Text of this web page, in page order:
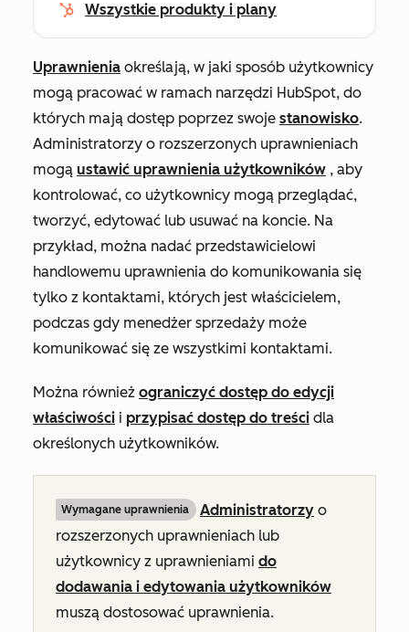
Wszystkie produkty i plany
Uprawnienia określają, w jaki sposób użytkownicy
mogą pracować w ramach narzędzi HubSpot, do
których mają dostęp poprzez swoje stanowisko.
Administratorzy o rozszerzonych uprawnieniach
mogą ustawić uprawnienia użytkowników , aby
kontrolować, co użytkownicy mogą przeglądać,
tworzyć, edytować lub usuwać na koncie. Na
przykład, można nadać przedstawicielowi
handlowemu uprawnienia do komunikowania się
tylko z kontaktami, których jest właścicielem,
podczas gdy menedżer sprzedaży może
komunikować się ze wszystkimi kontaktami.
Można również ograniczyć dostęp do edycji
właściwości i przypisać dostęp do treści dla
określonych użytkowników.
Wymagane uprawnienia Administratorzy o
rozszerzonych uprawnieniach lub
użytkownicy z uprawnieniami do
dodawania i edytowania użytkowników
muszą dostosować uprawnienia.